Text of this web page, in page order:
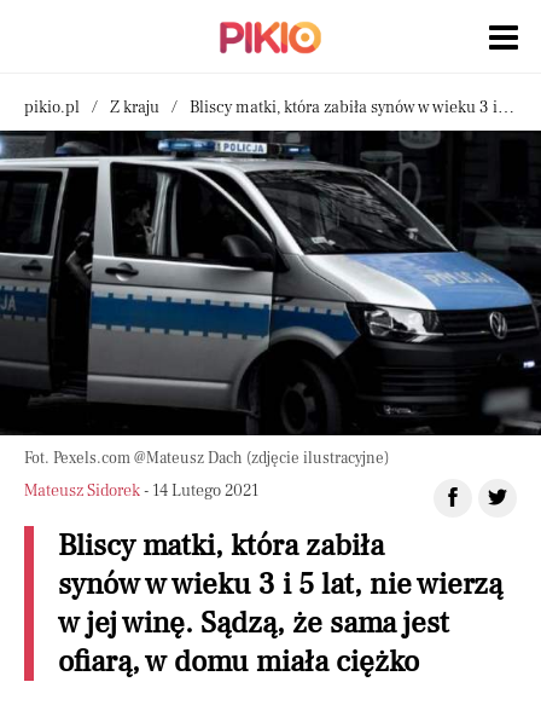
pikio.pl Z kraju Bliscy matki, która zabiła synów w wieku 3 i 5 lat, nie wierzą w jej winę. Sądzą, że sama jest ofiarą, w domu miała ciężko
Fot. Pexels.com @Mateusz Dach (zdjęcie ilustracyjne)
Mateusz Sidorek- 14 Lutego 2021
Bliscy matki, która zabiła
synów w wieku 3 i 5 lat, nie wierzą
w jej winę. Sądzą, że sama jest
ofiarą, w domu miała ciężko